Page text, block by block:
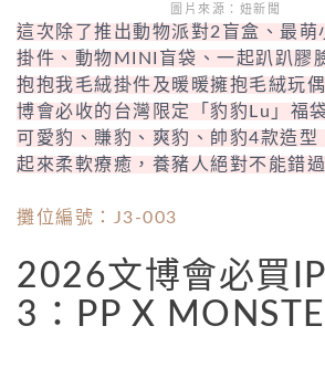
圖片來源：妞新聞
這次除了推出動物派對2盲盒、最萌
掛件、動物MINI盲袋、一起趴趴膠
抱抱我毛絨掛件及暖暖擁抱毛絨玩
博會必收的台灣限定「豹豹Lu」福
可愛豹、賺豹、爽豹、帥豹4款造型
起來柔軟療癒，養豬人絕對不能錯過
攤位編號：J3-003
2026文博會必買
3：PP X